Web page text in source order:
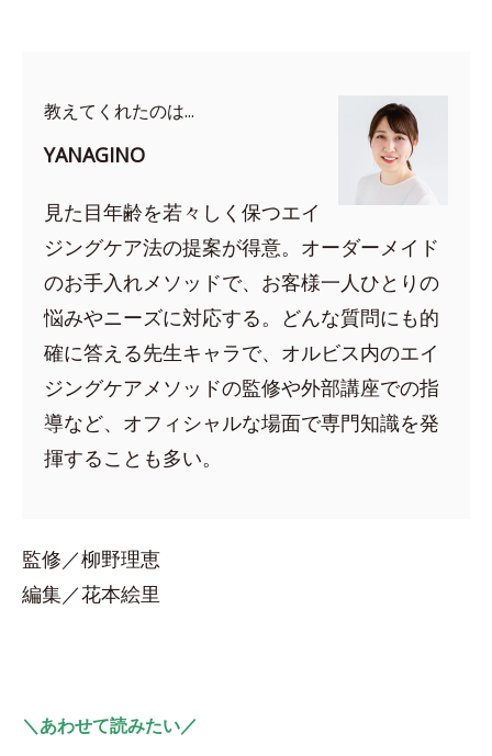
教えてくれたのは...
YANAGINO
見た目年齢を若々しく保つエイ
ジングケア法の提案が得意。オーダーメイド
のお手入れメソッドで、お客様一人ひとりの
悩みやニーズに対応する。どんな質問にも的
確に答える先生キャラで、オルビス内のエイ
ジングケアメソッドの監修や外部講座での指
導など、オフィシャルな場面で専門知識を発
揮することも多い。
監修／柳野理恵
編集／花本絵里
＼あわせて読みたい／